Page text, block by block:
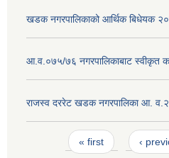
खडक नगरपालिकाको आर्थिक बिधेयक
आ.व.०७५/७६ नगरपालिकाबाट स्वीकृत
राजस्व दररेट खडक नगरपालिका आ.
Pages« first ‹